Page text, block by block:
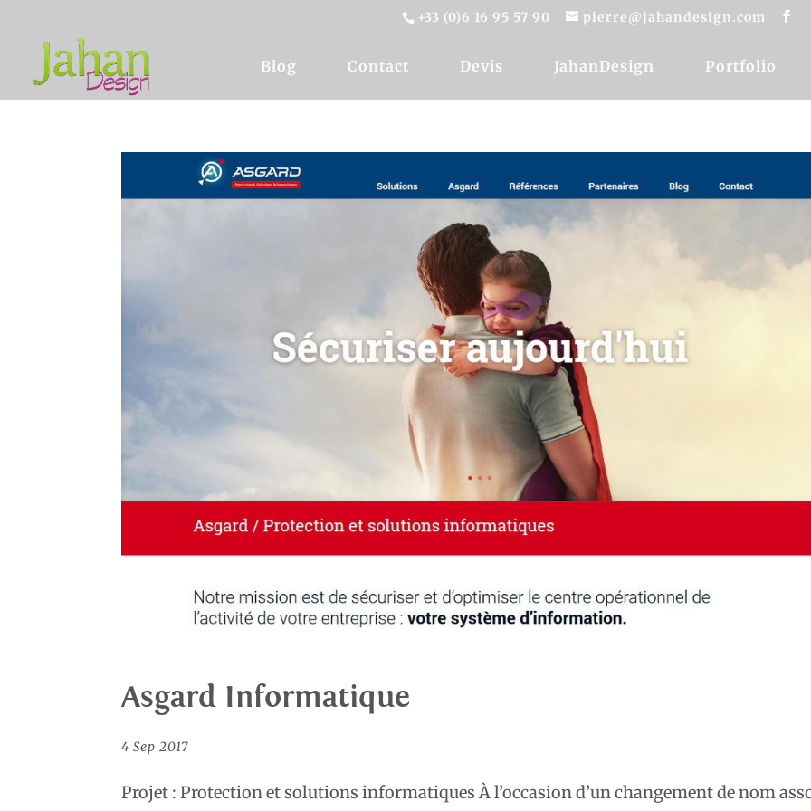
+33 (0)6 16 95 57 90 pierre@jahandesign.com
Blog Contact Devis JahanDesign Portfolio
Asgard Informatique
4 Sep 2017
Projet : Protection et solutions informatiques À l’occasion d’un changement de nom